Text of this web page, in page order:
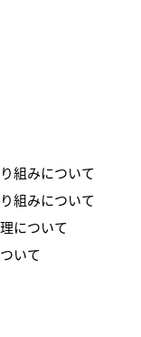
組みについて
組みについて
について
いて